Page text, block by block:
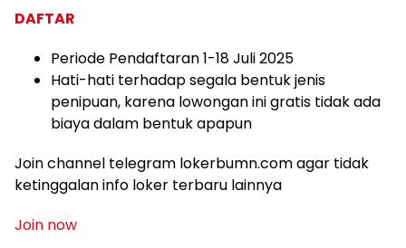
DAFTAR
Periode Pendaftaran 1-18 Juli 2025
Hati-hati terhadap segala bentuk jenis
penipuan, karena lowongan ini gratis tidak ada
biaya dalam bentuk apapun
Join channel telegram lokerbumn.com agar tidak
ketinggalan info loker terbaru lainnya
Join now